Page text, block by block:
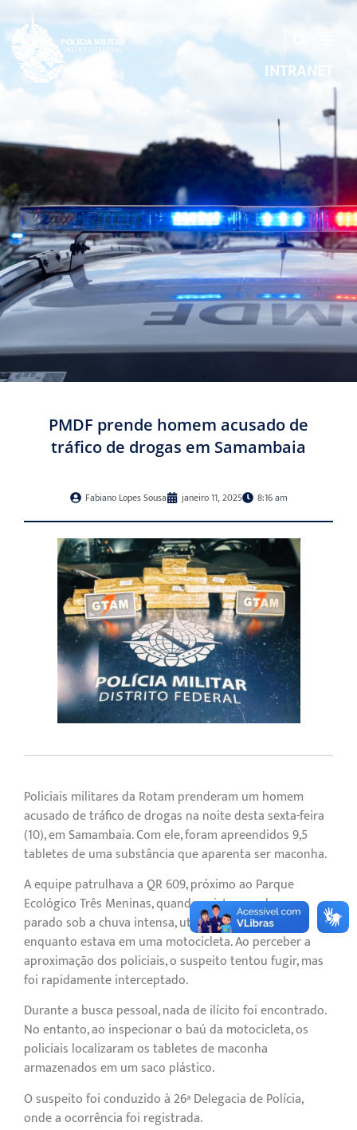
INTRANET
PMDF prende homem acusado de
tráfico de drogas em Samambaia
Fabiano Lopes Sousa janeiro 11, 2025 8:16 am
Policiais militares da Rotam prenderam um homem
acusado de tráfico de drogas na noite desta sexta-feira
(10), em Samambaia. Com ele, foram apreendidos 9,5
tabletes de uma substância que aparenta ser maconha.
A equipe patrulhava a QR 609, próximo ao Parque
Ecológico Três Meninas, quando avistou um homem
parado sob a chuva intensa, utilizando o celular
enquanto estava em uma motocicleta. Ao perceber a
aproximação dos policiais, o suspeito tentou fugir, mas
foi rapidamente interceptado.
Durante a busca pessoal, nada de ilícito foi encontrado.
No entanto, ao inspecionar o baú da motocicleta, os
policiais localizaram os tabletes de maconha
armazenados em um saco plástico.
O suspeito foi conduzido à 26ª Delegacia de Polícia,
onde a ocorrência foi registrada.